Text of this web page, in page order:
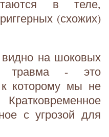
в теле,
(схожих)
видно на шоковых
травма - это
которому мы не
с угрозой для